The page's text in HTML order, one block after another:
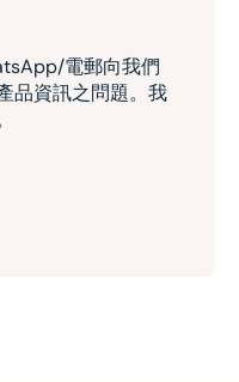
電郵向我們
品資訊之問題。我